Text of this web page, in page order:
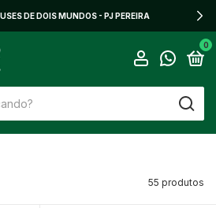
DE DOIS MUNDOS - PJ PEREIRA
0
55 produtos